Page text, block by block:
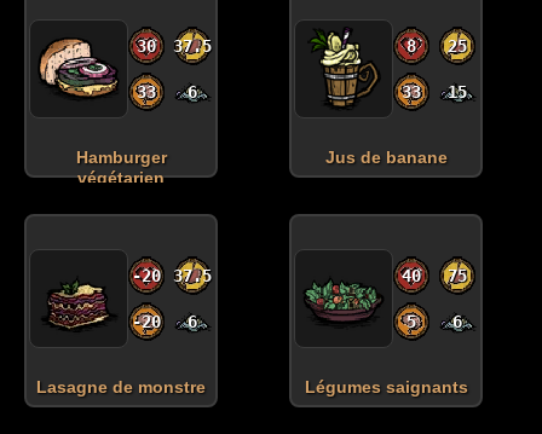
30 37.5
33 6
Hamburger
végétarien
8 25
33 15
Jus de banane
-20 37.5
-20 6
Lasagne de monstre
40 75
5 6
Légumes saignants